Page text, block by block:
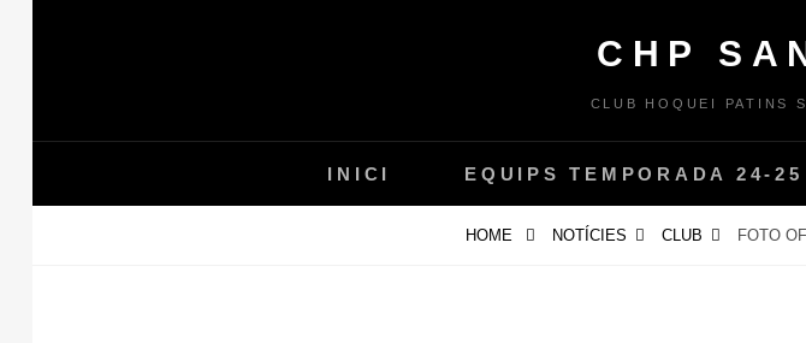
CHP
CLUB HOQUEI PATINS
INICI EQUIPS TEMPORADA 24-25
HOME NOTÍCIES CLUB FOTO